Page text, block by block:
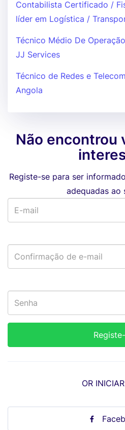
Contabilista Certificado /
líder em Logística /
Técnico Médio De
JJ Services
Técnico de Redes e
Angola
Não encontrou
Registe-se para ser
adequadas ao
OR